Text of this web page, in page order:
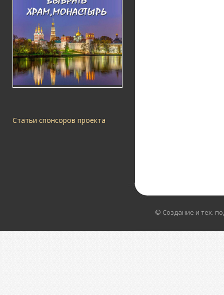
Статьи спонсоров проекта
© Создание и тех.